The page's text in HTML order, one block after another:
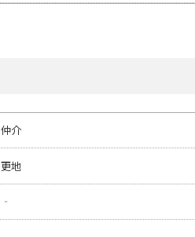
仲介
更地
‐